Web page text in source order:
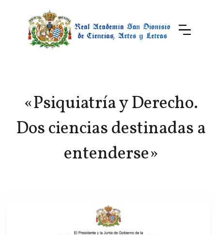
«Psiquiatría y Derecho.
Dos ciencias destinadas a
entenderse»